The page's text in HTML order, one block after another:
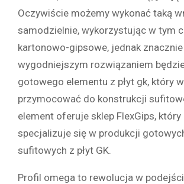
Oczywiście możemy wykonać taką
samodzielnie, wykorzystując w tym
kartonowo-gipsowe, jednak
wygodniejszym rozwiązaniem
gotowego elementu z płyt gk, który
przymocować do konstrukcji
element oferuje sklep FlexGips,
specjalizuje się w produkcji
sufitowych z płyt GK.
Profil omega to rewolucja w